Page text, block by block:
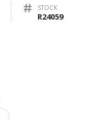
STOCK
R24059